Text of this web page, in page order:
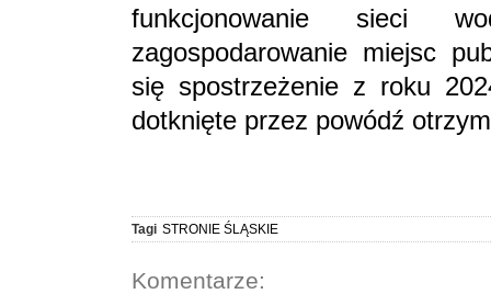
funkcjonowanie sieci
zagospodarowanie miejsc
się spostrzeżenie z roku
dotknięte przez powódź
Tagi STRONIE ŚLĄSKIE
Komentarze: